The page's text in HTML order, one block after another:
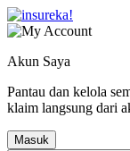
Akun Saya
Pantau dan kelola
klaim langsung dari
Masuk